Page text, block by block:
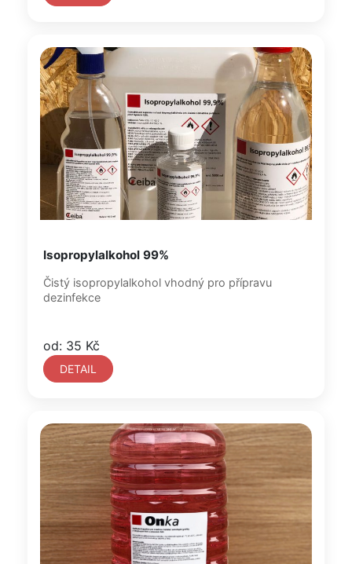
Isopropylalkohol 99%
Čistý isopropylalkohol vhodný pro přípravu
dezinfekce
od: 35 Kč
DETAIL